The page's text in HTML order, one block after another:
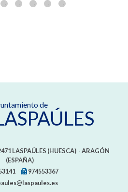
de
LASPAÚLES (HUESCA) - ARAGÓN
(ESPAÑA)
974553367